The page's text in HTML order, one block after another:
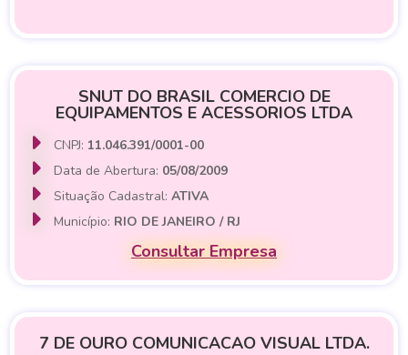
SNUT DO BRASIL COMERCIO DE
EQUIPAMENTOS E ACESSORIOS LTDA
CNPJ: 11.046.391/0001-00
Data de Abertura: 05/08/2009
Situação Cadastral:ATIVA
Município: RIO DE JANEIRO / RJ
Consultar Empresa
7 DE OURO COMUNICACAO VISUAL LTDA.